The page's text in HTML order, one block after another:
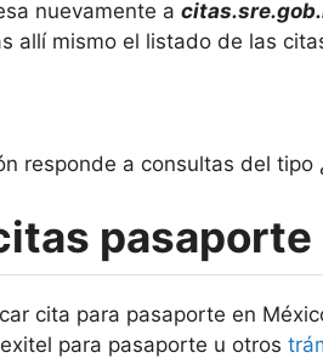
nuevamente a
allí mismo el listado de las
responde a consultas del tipo
cita para pasaporte en
para pasaporte u otros